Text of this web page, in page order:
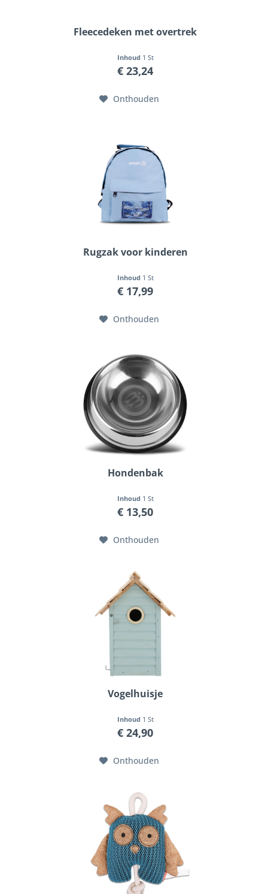
Fleecedeken met overtrek
Inhoud 1 St
€ 23,24
Onthouden
Rugzak voor kinderen
Inhoud 1 St
€ 17,99
Onthouden
Hondenbak
Inhoud 1 St
€ 13,50
Onthouden
Vogelhuisje
Inhoud 1 St
€ 24,90
Onthouden